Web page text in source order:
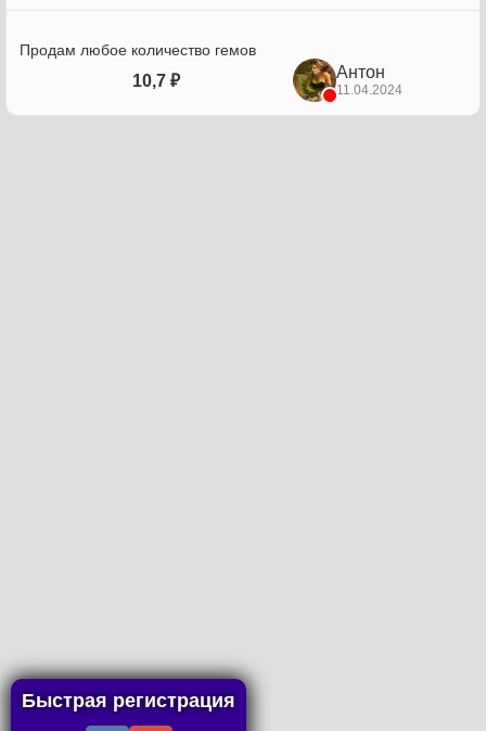
Продам любое количество гемов
10,7 ₽ Антон
11.04.2024
Быстрая регистрация